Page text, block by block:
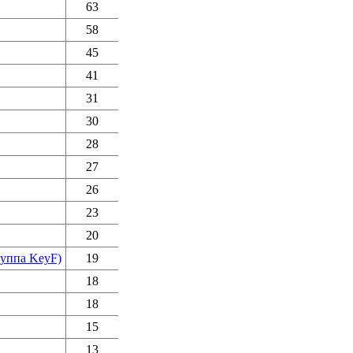
63
58
45
41
31
30
28
27
26
23
20
KeyF)
19
18
18
15
13